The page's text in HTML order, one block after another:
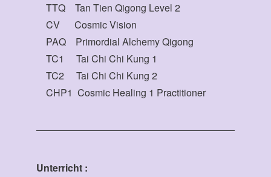
TTQ Tan Tien Qigong Level 2
CV Cosmic Vision
PAQ Primordial Alchemy Qigong
TC1 Tai Chi Chi Kung 1
TC2 Tai Chi Chi Kung 2
CHP1 Cosmic Healing 1 Practitioner
Unterricht :